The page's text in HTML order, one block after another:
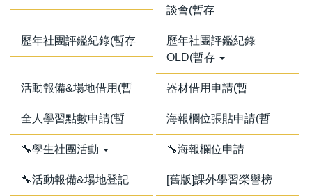
談會(暫存
歷年社團評鑑紀錄(暫存
歷年社團評鑑紀錄
OLD(暫存
活動報備&場地借用(暫 器材借用申請(暫
全人學習點數申請(暫 海報欄位張貼申請(暫
🔧學生社團活動 🔧海報欄位申請
🔧活動報備&場地登記 [舊版]課外學習榮譽榜